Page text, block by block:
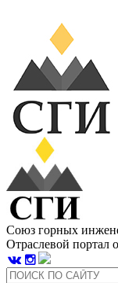
Союз горных
Отраслевой